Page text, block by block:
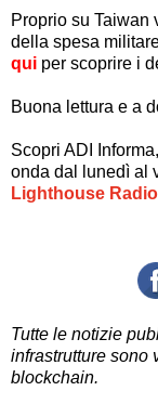
Proprio su Taiwan
della spesa
qui per scoprire i
Buona lettura e a
Scopri ADI
onda dal lunedì al
Lighthouse Radio
Tutte le notizie
infrastrutture sono
blockchain.